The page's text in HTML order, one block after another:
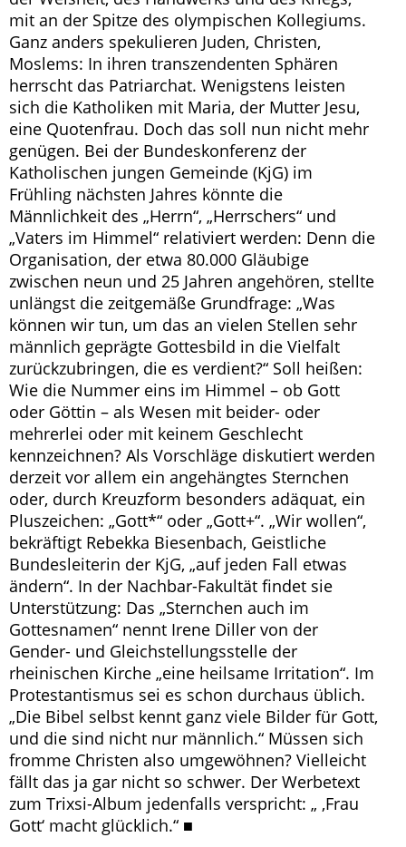
mit an der Spitze des olympischen Kollegiums.
Ganz anders spekulieren Juden, Christen,
Moslems: In ihren transzendenten Sphären
herrscht das Patriarchat. Wenigstens leisten
sich die Katholiken mit Maria, der Mutter Jesu,
eine Quotenfrau. Doch das soll nun nicht mehr
genügen. Bei der Bundeskonferenz der
Katholischen jungen Gemeinde (KjG) im
Frühling nächsten Jahres könnte die
Männlichkeit des „Herrn“, „Herrschers“ und
„Vaters im Himmel“ relativiert werden: Denn die
Organisation, der etwa 80.000 Gläubige
zwischen neun und 25 Jahren angehören, stellte
unlängst die zeitgemäße Grundfrage: „Was
können wir tun, um das an vielen Stellen sehr
männlich geprägte Gottesbild in die Vielfalt
zurückzubringen, die es verdient?“ Soll heißen:
Wie die Nummer eins im Himmel – ob Gott
oder Göttin – als Wesen mit beider- oder
mehrerlei oder mit keinem Geschlecht
kennzeichnen? Als Vorschläge diskutiert werden
derzeit vor allem ein angehängtes Sternchen
oder, durch Kreuzform besonders adäquat, ein
Pluszeichen: „Gott*“ oder „Gott+“. „Wir wollen“,
bekräftigt Rebekka Biesenbach, Geistliche
Bundesleiterin der KjG, „auf jeden Fall etwas
ändern“. In der Nachbar-Fakultät findet sie
Unterstützung: Das „Sternchen auch im
Gottesnamen“ nennt Irene Diller von der
Gender- und Gleichstellungsstelle der
rheinischen Kirche „eine heilsame Irritation“. Im
Protestantismus sei es schon durchaus üblich.
„Die Bibel selbst kennt ganz viele Bilder für Gott,
und die sind nicht nur männlich.“ Müssen sich
fromme Christen also umgewöhnen? Vielleicht
fällt das ja gar nicht so schwer. Der Werbetext
zum Trixsi-Album jedenfalls verspricht: „ ‚Frau
Gott‘ macht glücklich.“ ■